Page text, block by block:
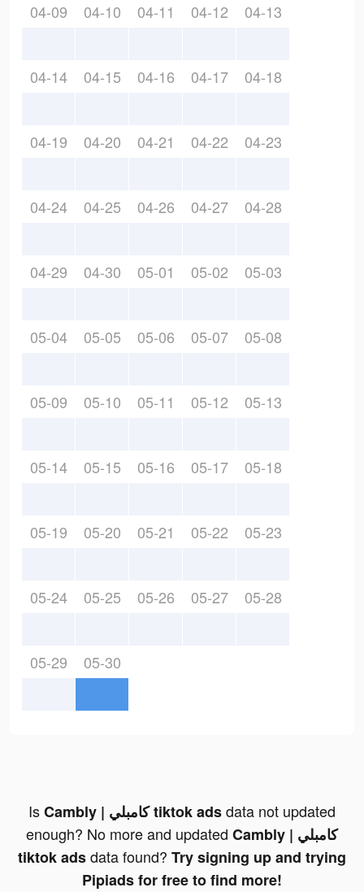
04-09 04-10 04-11 04-12 04-13
04-14 04-15 04-16 04-17 04-18
04-19 04-20 04-21 04-22 04-23
04-24 04-25 04-26 04-27 04-28
04-29 04-30 05-01 05-02 05-03
05-04 05-05 05-06 05-07 05-08
05-09 05-10 05-11 05-12 05-13
05-14 05-15 05-16 05-17 05-18
05-19 05-20 05-21 05-22 05-23
05-24 05-25 05-26 05-27 05-28
05-29 05-30
Is Cambly | كامبلي tiktok adsdata not updated
enough? No more and updated Cambly | كامبلي
tiktok adsdata found? Try signing up and trying
Pipiads for free to find more!